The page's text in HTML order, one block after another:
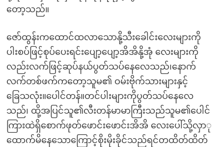
တော့သည်။
ဇော်ထွန်းကထောင်ထလာသောနို့သီးခေါင်းလေးများကို
ပါးစပ်ဖြင့်စုပ်ပေးရင်းပျော့ပျော့အိအိနို့အုံ လေးများကို
လည်းလက်ဖြင့်ဆုပ်နယ်ပွတ်သပ်နေလေသည်၊နောက်
လက်တစ်ဖက်ကတော့သူမ၏ ဝမ်းဗိုက်သားများနှင့်
ခြေသလုံး။ပေါင်တန်။တင်ပါးများကိုပွတ်သပ်နေလေ
သည်၊ ထို့အပြင်သူ၏လီးတန်မာမာကြီးသည်သူမ၏ပေါင်
ကြားထဲရှိစောက်ဖုတ်ဖောင်းဖောင်းအိအိ လေးပေါ်သို့လှာု
ထောက်မိနေသောကြောင့်စိုးမိုးခိုင်သည်ရင်တထိတ်ထိတ်